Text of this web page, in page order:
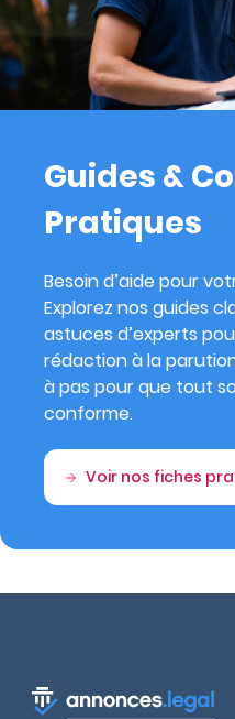
Guides &
Pratiques
Besoin d’aide pour
Explorez nos guides
astuces d’experts
rédaction à la
à pas pour que tout
conforme.
Voir nos fiches